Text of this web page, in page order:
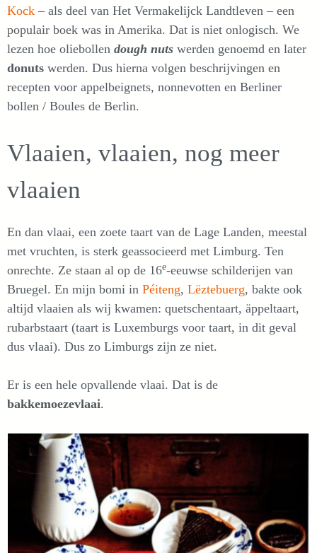
Kock – als deel van Het Vermakelijck Landtleven – een
populair boek was in Amerika. Dat is niet onlogisch. We
lezen hoe oliebollen dough nuts werden genoemd en later
donuts werden. Dus hierna volgen beschrijvingen en
recepten voor appelbeignets, nonnevotten en Berliner
bollen / Boules de Berlin.
Vlaaien, vlaaien, nog meer
vlaaien
En dan vlaai, een zoete taart van de Lage Landen, meestal
met vruchten, is sterk geassocieerd met Limburg. Ten
onrechte. Ze staan al op de 16e-eeuwse schilderijen van
Bruegel. En mijn bomi in Péiteng, Lëztebuerg, bakte ook
altijd vlaaien als wij kwamen: quetschentaart, äppeltaart,
rubarbstaart (taart is Luxemburgs voor taart, in dit geval
dus vlaai). Dus zo Limburgs zijn ze niet.
Er is een hele opvallende vlaai. Dat is de
bakkemoezevlaai.